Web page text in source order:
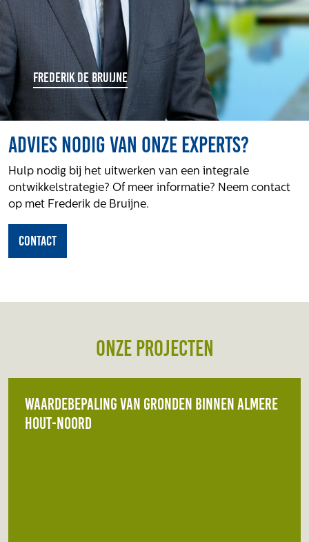
FREDERIK DE BRUIJNE
Advies nodig van onze experts?
Hulp nodig bij het uitwerken van een integrale
ontwikkelstrategie? Of meer informatie? Neem contact
op met Frederik de Bruijne.
Contact
Onze projecten
Waardebepaling van gronden binnen Almere
Hout-Noord